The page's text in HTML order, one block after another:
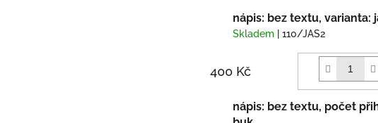
nápis: bez textu, varianta:
Skladem | 110/JAS2
400 Kč
nápis: bez textu, počet